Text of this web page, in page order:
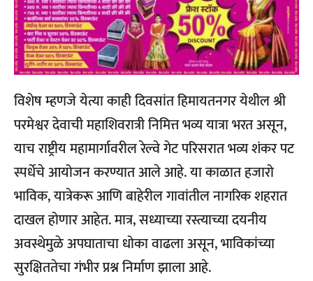
विशेष म्हणजे येत्या काही दिवसांत हिमायतनगर येथील श्री
परमेश्वर देवाची महाशिवरात्री निमित्त भव्य यात्रा भरत असून,
याच राष्ट्रीय महामार्गावरील रेल्वे गेट परिसरात भव्य शंकर पट
स्पर्धेचे आयोजन करण्यात आले आहे. या काळात हजारो
भाविक, यात्रेकरू आणि बाहेरील गावांतील नागरिक शहरात
दाखल होणार आहेत. मात्र, सध्याच्या रस्त्याच्या दयनीय
अवस्थेमुळे अपघाताचा धोका वाढला असून, भाविकांच्या
सुरक्षिततेचा गंभीर प्रश्न निर्माण झाला आहे.